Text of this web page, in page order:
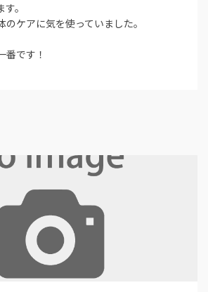
。
ケアに気を使っていました。
番です！